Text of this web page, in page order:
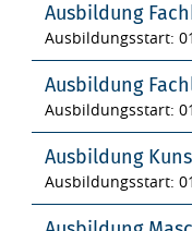
Ausbildung
Ausbildungsstart:
Ausbildung
Ausbildungsstart:
Ausbildung
Ausbildungsstart: